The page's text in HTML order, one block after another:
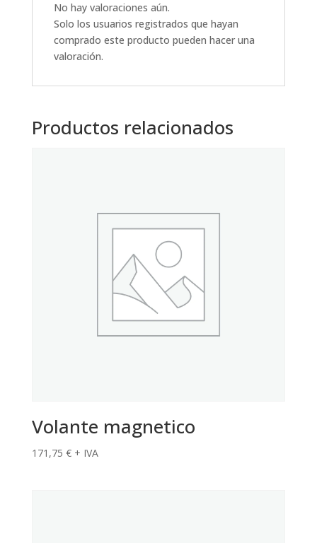
No hay valoraciones aún.
Solo los usuarios registrados que hayan
comprado este producto pueden hacer una
valoración.
Productos relacionados
Volante magnetico
171,75 € + IVA